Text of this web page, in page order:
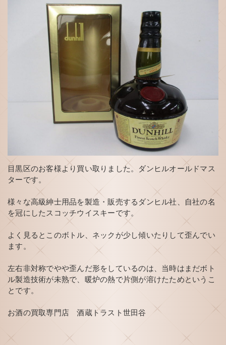
目黒区のお客様より買い取りました。ダンヒルオールドマス
ターです。
様々な高級紳士用品を製造・販売するダンヒル社、自社の名
を冠にしたスコッチウイスキーです。
よく見るとこのボトル、ネックが少し傾いたりして歪んでい
ます。
左右非対称でやや歪んだ形をしているのは、当時はまだボト
ル製造技術が未熟で、暖炉の熱で片側が溶けたためというこ
とです。
お酒の買取専門店 酒蔵トラスト世田谷